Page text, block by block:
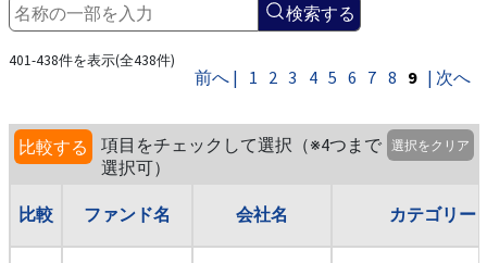
検索する
401-438件を表示(全438件)
前へ | 1 2 3 4 5 6 7 8 9 | 次へ
比較する
項目をチェックして選択（※4つまで
選択可）
選択をクリア
比較 ファンド名 会社名 カテゴリー